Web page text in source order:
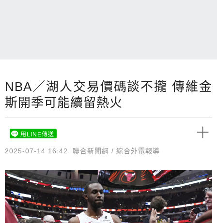
NBA／湖人交易價碼談不攏 傳維金
斯開季可能續留熱火
2025-07-14 16:42 聯合新聞網 / 綜合外電報導
用LINE傳送